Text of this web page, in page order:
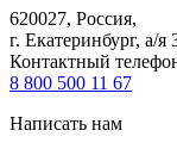
620027, Россия,
г. Екатеринбург, а/я
Контактный
8 800 500 11 67
Написать нам